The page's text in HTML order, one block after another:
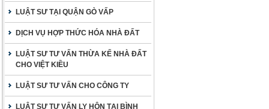
LUẬT SƯ TẠI QUẬN GÒ VẤP
DỊCH VỤ HỢP THỨC HÓA NHÀ ĐẤT
LUẬT SƯ TƯ VẤN THỪA KẾ NHÀ ĐẤT
CHO VIỆT KIỀU
LUẬT SƯ TƯ VẤN CHO CÔNG TY
LUẬT SƯ TƯ VẤN LY HÔN TẠI BÌNH